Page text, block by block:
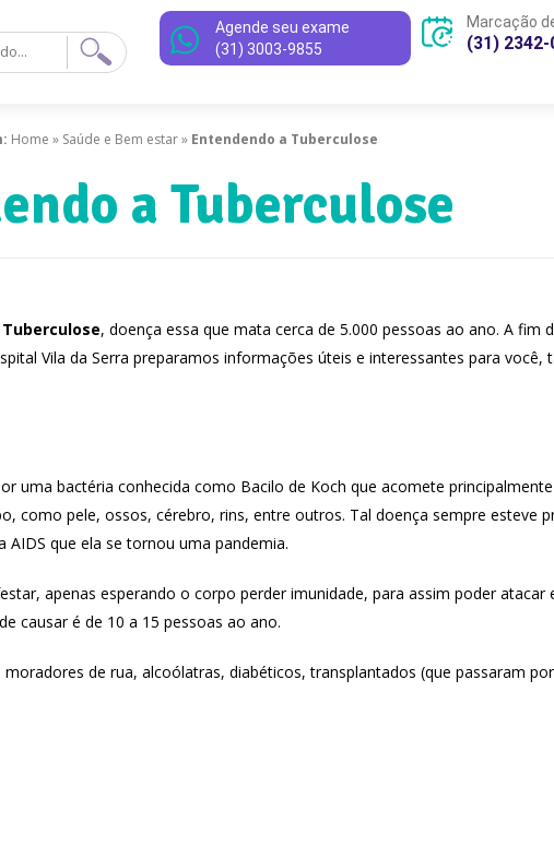
Agende seu exame
(31) 3003-9855
Marcação
(31) 2342-
Home » Saúde e Bem estar» Entendendo a Tuberculose
a Tuberculose
, doença essa que mata cerca de 5.000 pessoas ao ano. A fim
Vila da Serra preparamos informações úteis e interessantes para você,
uma bactéria conhecida como Bacilo de Koch que acomete
como pele, ossos, cérebro, rins, entre outros. Tal doença sempre esteve
que ela se tornou uma pandemia.
apenas esperando o corpo perder imunidade, para assim poder atacar
causar é de 10 a 15 pessoas ao ano.
de rua, alcoólatras, diabéticos, transplantados (que passaram